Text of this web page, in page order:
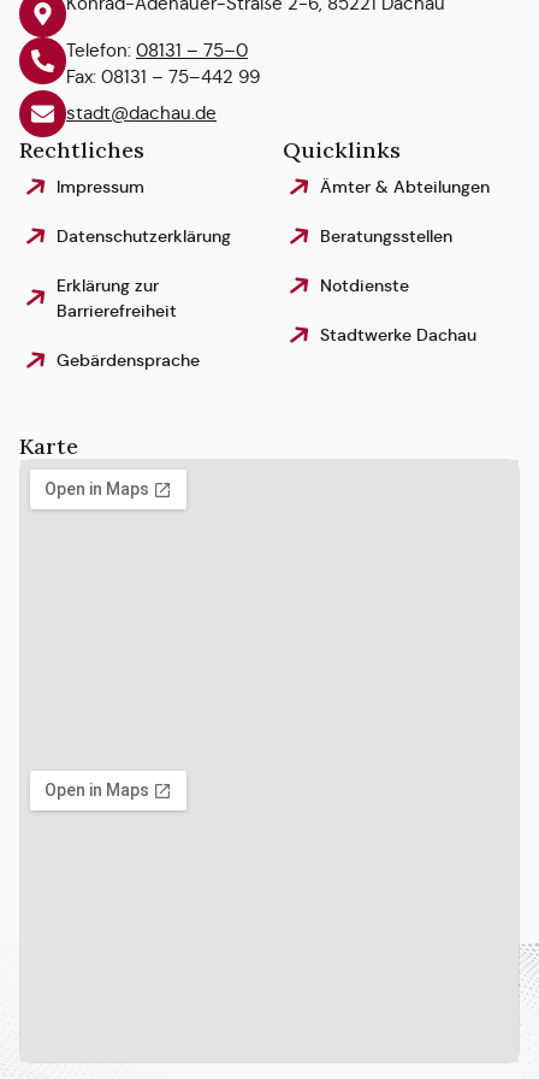
Telefon: 08131 – 75–0
Fax: 08131 – 75–442 99
stadt@dachau.de
Rechtliches
Impressum
Datenschutzerklärung
Erklärung zur
Barrierefreiheit
Gebärdensprache
Quicklinks
Ämter & Abteilungen
Beratungsstellen
Notdienste
Stadtwerke Dachau
Karte